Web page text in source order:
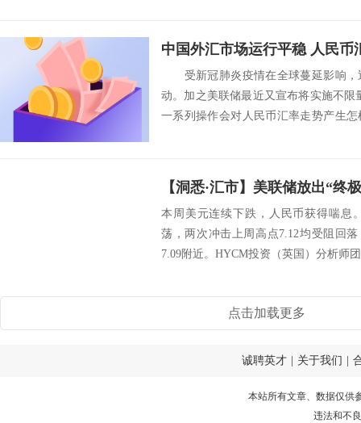
中国外汇市场运行平稳 人民币
受新冠肺炎疫情在全球蔓延影响，
动。加之美联储最近又宣布将实施不限
一系列操作会对人民币汇率走势产生
【洞悉·汇市】美联储放出“终
本周美元连续下跌，人民币获得喘息
荡，两次冲击上周高点7.12均受阻回
7.09附近。HYCM投资（英国）分析师
点击加载更多
诚聘英才 关于我们
本站所有文章、数据仅供
违法和不